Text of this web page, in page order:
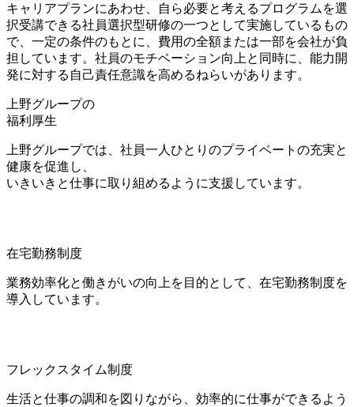
キャリアプランにあわせ、自ら必要と考えるプログラムを選
択受講できる社員選択型研修の一つとして実施しているもの
で、一定の条件のもとに、費用の全額または一部を会社が負
担しています。社員のモチベーション向上と同時に、能力開
発に対する自己責任意識を高めるねらいがあります。
上野グループの
福利厚生
上野グループでは、社員一人ひとりのプライベートの充実と
健康を促進し、
いきいきと仕事に取り組めるように支援しています。
在宅勤務制度
業務効率化と働きがいの向上を目的として、在宅勤務制度を
導入しています。
フレックスタイム制度
生活と仕事の調和を図りながら、効率的に仕事ができるよう